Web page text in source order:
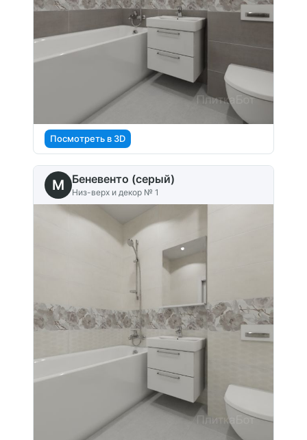
Посмотреть в 3D
M Беневенто (серый)
Низ-верх и декор № 1